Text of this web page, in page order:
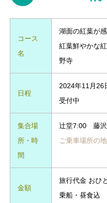
コース
名
湖面の紅葉が
紅葉鮮やかな
野寺
日程
2024年11月26
受付中
集合場
所・時
間
辻堂7:00 藤
ご乗車場所の
金額
旅行代金 おひ
乗船・昼食込